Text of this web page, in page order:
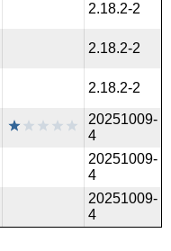
2.18.2-2
2.18.2-2
2.18.2-2
20251009-
4
20251009-
4
20251009-
4